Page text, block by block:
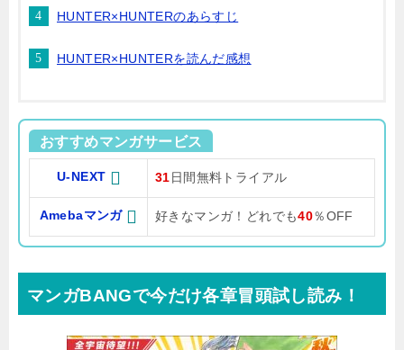
HUNTER×HUNTERのあらすじ
HUNTER×HUNTERを読んだ感想
おすすめマンガサービス
U-NEXT 31 日間無料トライアル
Amebaマンガ 好きなマンガ！どれでも40％OFF
マンガBANGで今だけ各章冒頭試し読み！